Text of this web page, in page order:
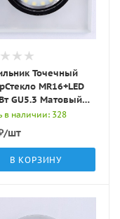
Точечный
MR16+LED
Матовый
IP20 D0001
в наличии: 328
/шт
В КОРЗИНУ